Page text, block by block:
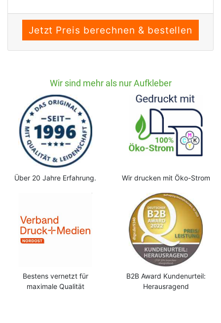
Wir sind mehr als nur Aufkleber
Über 20 Jahre Erfahrung. Wir drucken mit Öko-Strom
Bestens vernetzt für
maximale Qualität
B2B Award Kundenurteil:
Herausragend